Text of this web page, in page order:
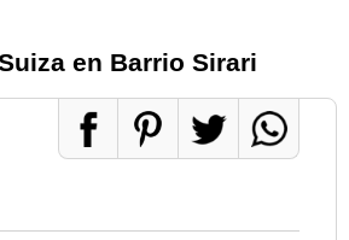
en Barrio Sirari